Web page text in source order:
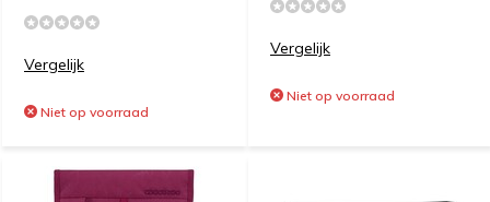
Vergelijk
Niet op voorraad
Vergelijk
Niet op voorraad